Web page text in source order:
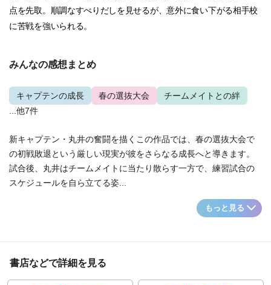
点を先取。順調なすべりだしを見せるが、意外に食い下がる相手校
に苦戦を強いられる。
みんなの感想まとめ
キャプテンの成長 春の選抜大会
チームメイトとの絆
...他7件
新キャプテン・丸井の奮闘を描くこの作品では、春の選抜大会で
の初戦敗退という厳しい現実が彼をさらなる成長へと導きます。
試合後、丸井はチームメイトに当たり散らす一方で、練習試合の
スケジュールを自ら立てる姿...
もっと見る
書店などで詳細を見る